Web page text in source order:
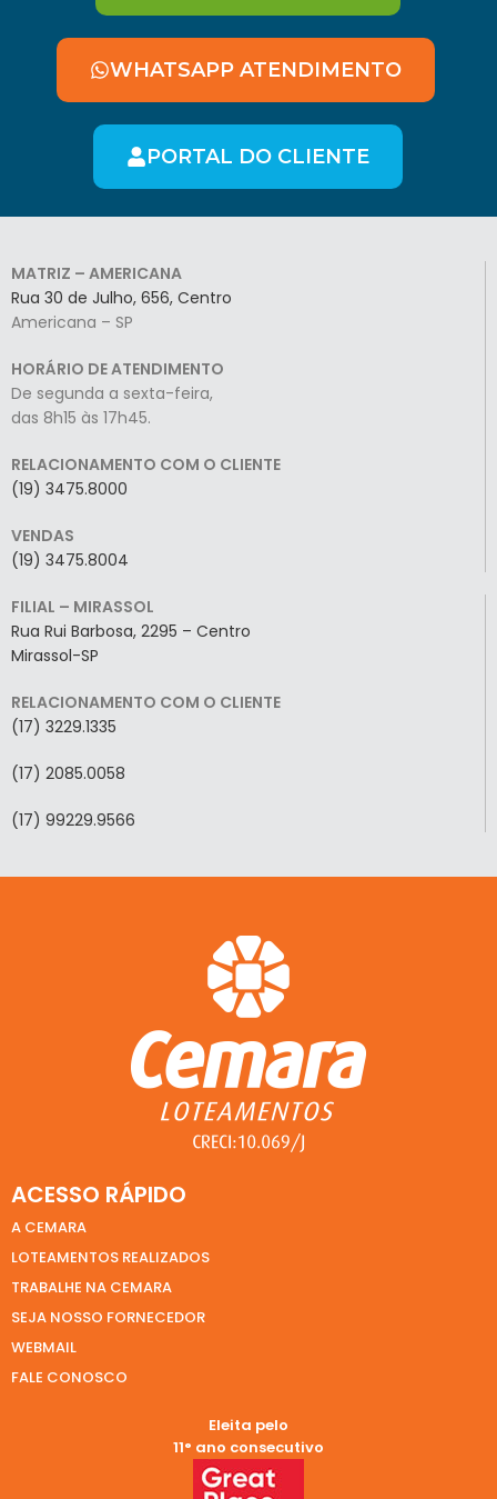
WHATSAPP ATENDIMENTO
PORTAL DO CLIENTE
MATRIZ – AMERICANA
Rua 30 de Julho, 656, Centro
Americana – SP
HORÁRIO DE ATENDIMENTO
De segunda a sexta-feira,
das 8h15 às 17h45.
RELACIONAMENTO COM O CLIENTE
(19) 3475.8000
VENDAS
(19) 3475.8004
FILIAL – MIRASSOL
Rua Rui Barbosa, 2295 – Centro
Mirassol-SP
RELACIONAMENTO COM O CLIENTE
(17) 3229.1335
(17) 2085.0058
(17) 99229.9566
ACESSO RÁPIDO
A CEMARA
LOTEAMENTOS REALIZADOS
TRABALHE NA CEMARA
SEJA NOSSO FORNECEDOR
WEBMAIL
FALE CONOSCO
Eleita pelo
11° ano consecutivo